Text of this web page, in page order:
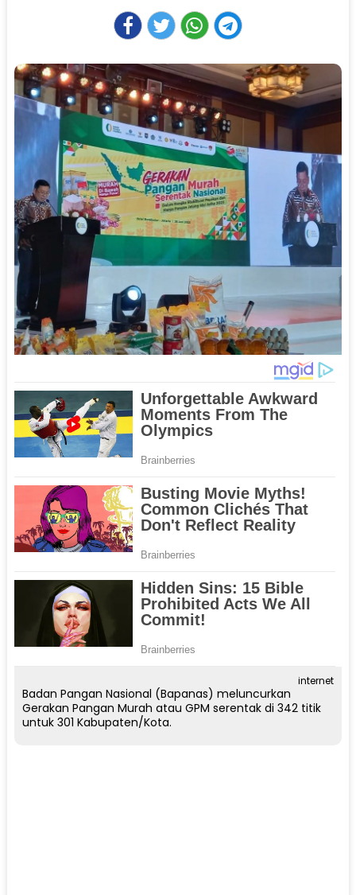
internet
Badan Pangan Nasional (Bapanas) meluncurkan
Gerakan Pangan Murah atau GPM serentak di 342 titik
untuk 301 Kabupaten/Kota.